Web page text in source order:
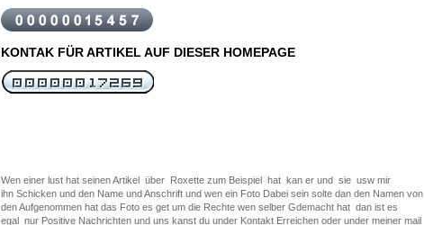
KONTAK FÜR ARTIKEL AUF DIESER HOMEPAGE
Wen einer lust hat seinen Artikel über Roxette zum Beispiel hat kan er und sie usw mir
ihn Schicken und den Name und Anschrift und wen ein Foto Dabei sein solte dan den Namen von
den Aufgenommen hat das Foto es get um die Rechte wen selber Gdemacht hat dan ist es
egal nur Positive Nachrichten und uns kanst du under Kontakt Erreichen oder under meiner mail